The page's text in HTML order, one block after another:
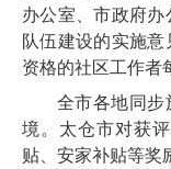
办公室、市政府
队伍建设的实施
资格的社区工作者
全市各地同
境。太仓市对获
贴、安家补贴等奖